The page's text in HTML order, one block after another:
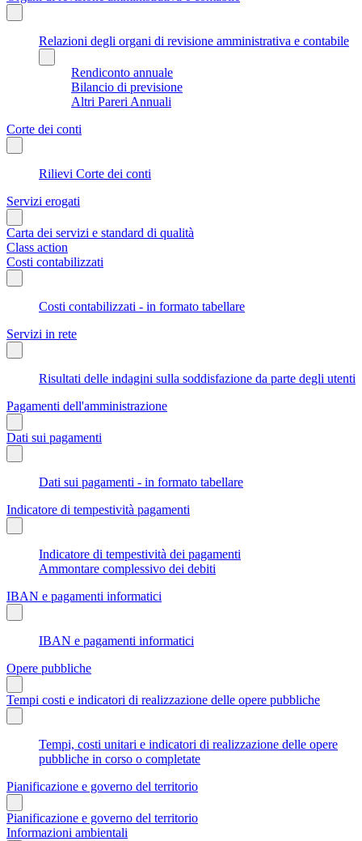
Relazioni degli organi di revisione amministrativa e contabile
Rendiconto annuale
Bilancio di previsione
Altri Pareri Annuali
Corte dei conti
Rilievi Corte dei conti
Servizi erogati
Carta dei servizi e standard di qualità
Class action
Costi contabilizzati
Costi contabilizzati - in formato tabellare
Servizi in rete
Risultati delle indagini sulla soddisfazione da parte degli utenti
Pagamenti dell'amministrazione
Dati sui pagamenti
Dati sui pagamenti - in formato tabellare
Indicatore di tempestività pagamenti
Indicatore di tempestività dei pagamenti
Ammontare complessivo dei debiti
IBAN e pagamenti informatici
IBAN e pagamenti informatici
Opere pubbliche
Tempi costi e indicatori di realizzazione delle opere pubbliche
Tempi, costi unitari e indicatori di realizzazione delle opere
pubbliche in corso o completate
Pianificazione e governo del territorio
Pianificazione e governo del territorio
Informazioni ambientali